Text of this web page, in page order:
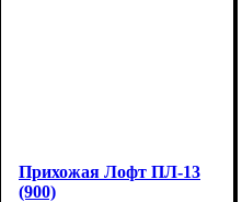
Прихожая Лофт ПЛ-13
(900)